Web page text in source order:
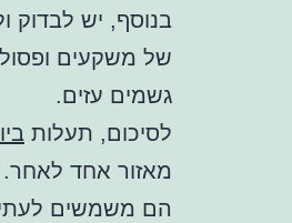
בנוסף, יש לבדוק
של משקעים
גשמים עזים.
לסיכום, תעלות
מאזור אחד לאחר.
הם משמשים לעתים